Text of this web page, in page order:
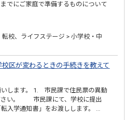
でにご家庭で準備するものについて
校、ライフステージ > 小学校・中
校区が変わるときの手続きを教えて
します。 1. 市民課で住民票の異動
さい。 市民課にて、学校に提出
入学通知書」をお渡しします。 …